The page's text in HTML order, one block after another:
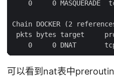
0     0 MASQUERADE
Chain DOCKER (2
pkts bytes target
可以看到nat表中